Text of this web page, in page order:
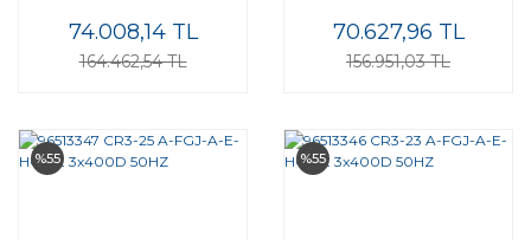
74.008,14 TL
164.462,54 TL
70.627,96 TL
156.951,03 TL
%55 %55